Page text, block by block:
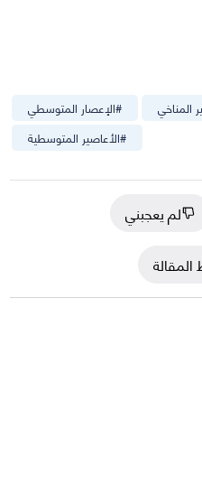
#الإعصار المتوسطي
المناخي
#الأعاصير المتوسطية
لم يعجبني